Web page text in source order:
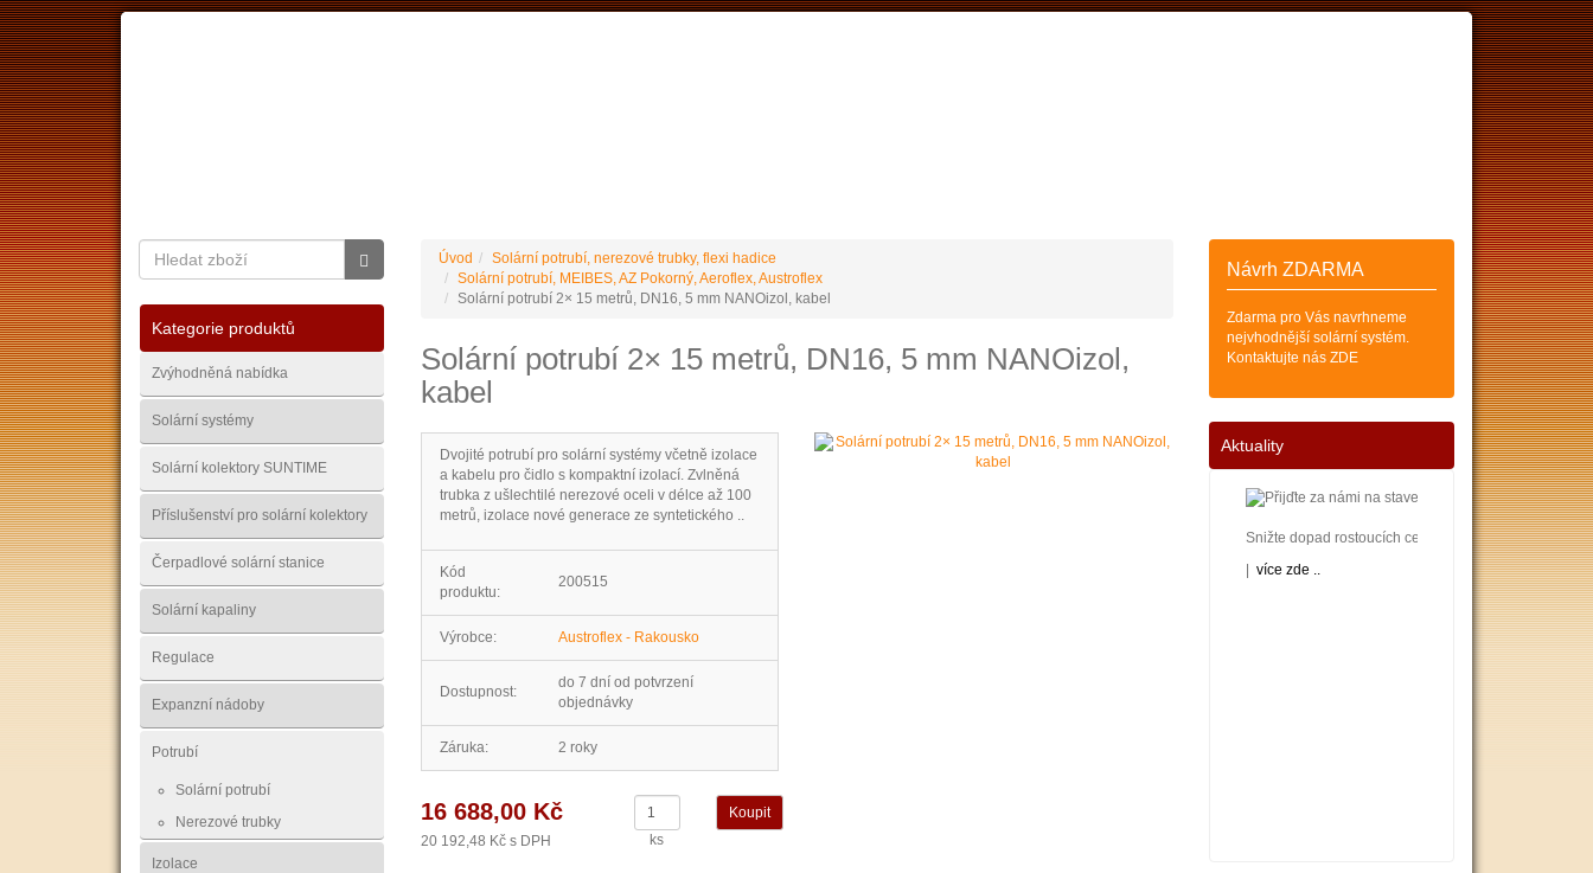
Kategorie produktů
Zvýhodněná nabídka
Solární systémy
Solární kolektory SUNTIME
Příslušenství pro solární kolektory
Čerpadlové solární stanice
Solární kapaliny
Regulace
Expanzní nádoby
Potrubí
Solární potrubí
Nerezové trubky
Izolace
Úvod
Solární potrubí, nerezové trubky, flexi hadice
Solární potrubí, MEIBES, AZ Pokorný, Aeroflex, Austroflex
Solární potrubí 2× 15 metrů, DN16, 5 mm NANOizol, kabel
Solární potrubí 2× 15 metrů, DN16, 5 mm NANOizol,
kabel
Dvojité potrubí pro solární systémy včetně izolace
a kabelu pro čidlo s kompaktní izolací. Zvlněná
trubka z ušlechtilé nerezové oceli v délce až 100
metrů, izolace nové generace ze syntetického ..
Kód
produktu:
200515
Výrobce: Austroflex - Rakousko
Dostupnost:
do 7 dní od potvrzení
objednávky
Záruka: 2 roky
16 688,00 Kč
20 192,48 Kč s DPH ks
Návrh ZDARMA
Zdarma pro Vás navrhneme
nejvhodnější solární systém.
Kontaktujte nás ZDE
Aktuality
Snižte dopad rostoucích cen energií na váš rodinný
více zde ..